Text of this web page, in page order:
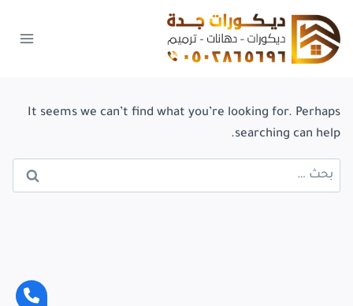
إلى
المحتوى
It seems we can’t find what you’re looking for. Perhaps
searching can help.
البحث
عن: